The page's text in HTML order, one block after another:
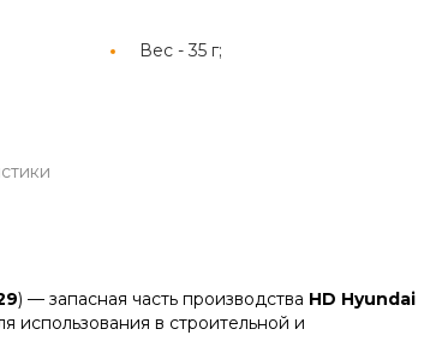
Вес -35 г;
) — запасная часть производства HD Hyundai
использования в строительной и